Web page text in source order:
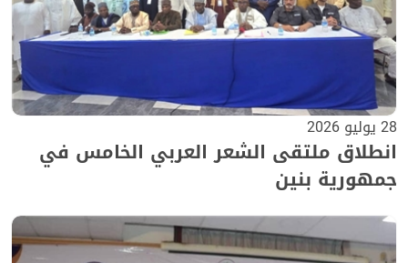
28 يوليو 2026
انطلاق ملتقى الشعر العربي الخامس في
جمهورية بنين